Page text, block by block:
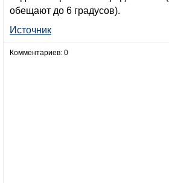
обещают до 6 градусов).
Источник
Комментариев: 0